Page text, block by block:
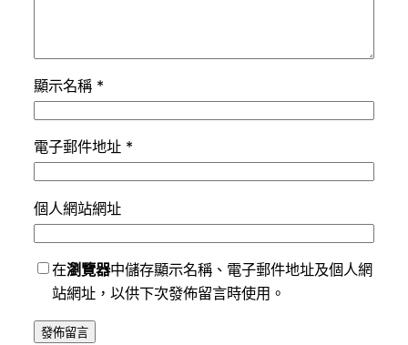
顯示名稱 *
電子郵件地址 *
個人網站網址
在瀏覽器中儲存顯示名稱、電子郵件地址及個人網
站網址，以供下次發佈留言時使用。